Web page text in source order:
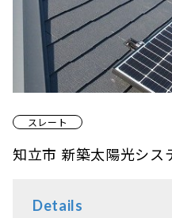
スレート
知立市 新築太陽光シス
Details